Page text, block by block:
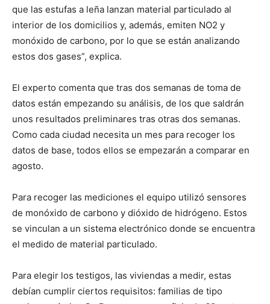
que las estufas a leña lanzan material particulado al
interior de los domicilios y, además, emiten NO2 y
monóxido de carbono, por lo que se están analizando
estos dos gases”, explica.
El experto comenta que tras dos semanas de toma de
datos están empezando su análisis, de los que saldrán
unos resultados preliminares tras otras dos semanas.
Como cada ciudad necesita un mes para recoger los
datos de base, todos ellos se empezarán a comparar en
agosto.
Para recoger las mediciones el equipo utilizó sensores
de monóxido de carbono y dióxido de hidrógeno. Estos
se vinculan a un sistema electrónico donde se encuentra
el medido de material particulado.
Para elegir los testigos, las viviendas a medir, estas
debían cumplir ciertos requisitos: familias de tipo